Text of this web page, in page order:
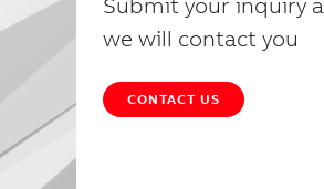
we will contact you
CONTACT US